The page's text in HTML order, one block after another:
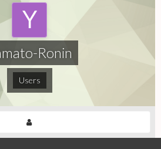
Ronin
Users